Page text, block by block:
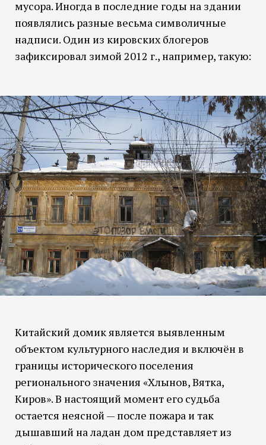
мусора. Иногда в последние годы на здании
появлялись разные весьма символичные
надписи. Один из кировских блогеров
зафиксировал зимой 2012 г., например, такую:
Китайский домик является выявленным
объектом культурного наследия и включён в
границы исторического поселения
регионального значения «Хлынов, Вятка,
Киров». В настоящий момент его судьба
остается неясной — после пожара и так
дышавший на ладан дом представляет из